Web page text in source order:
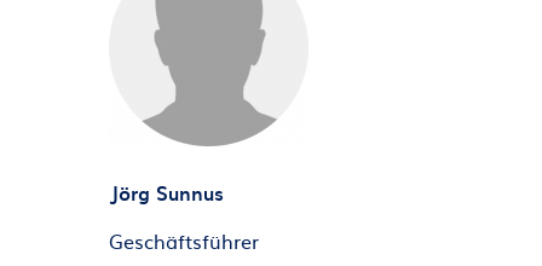
Jörg Sunnus
Geschäftsführer